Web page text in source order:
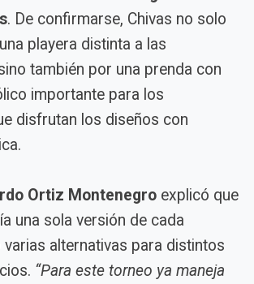
. De confirmarse, Chivas no solo
playera distinta a las
también por una prenda con
importante para los
disfrutan los diseños con
Ortiz Montenegro explicó que
una sola versión de cada
varias alternativas para distintos
“Para este torneo ya maneja